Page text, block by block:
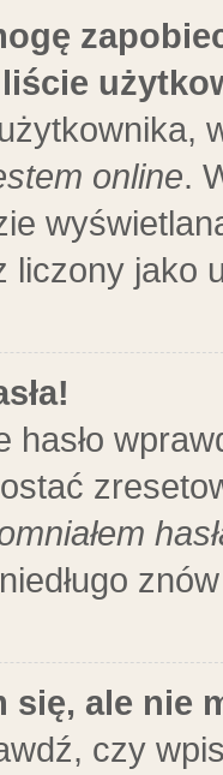
online.
liczony jako
hasło
się, ale nie
czy